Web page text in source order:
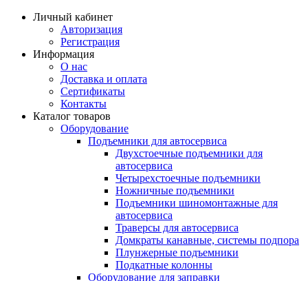
Личный кабинет
Авторизация
Регистрация
Информация
О нас
Доставка и оплата
Сертификаты
Контакты
Каталог товаров
Оборудование
Подъемники для автосервиса
Двухстоечные подъемники для
автосервиса
Четырехстоечные подъемники
Ножничные подъемники
Подъемники шиномонтажные для
автосервиса
Траверсы для автосервиса
Домкраты канавные, системы подпора
Плунжерные подъемники
Подкатные колонны
Оборудование для заправки